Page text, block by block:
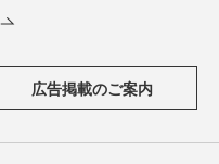
広告掲載のご案内